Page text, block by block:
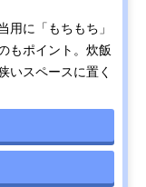
用に「もちもち」
もポイント。炊飯
いスペースに置く